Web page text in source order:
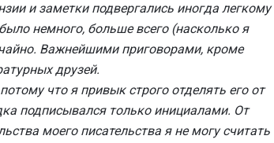
и заметки подвергались иногда легкому
немного, больше всего (насколько я
Важнейшими приговорами, кроме
друзей.
что я привык строго отделять его от
подписывался только инициалами. От
моего писательства я не могу считать